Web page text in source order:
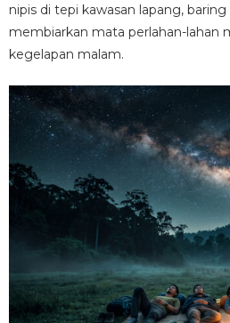
nipis di tepi kawasan lapang,
membiarkan mata perlahan-lahan
kegelapan malam.